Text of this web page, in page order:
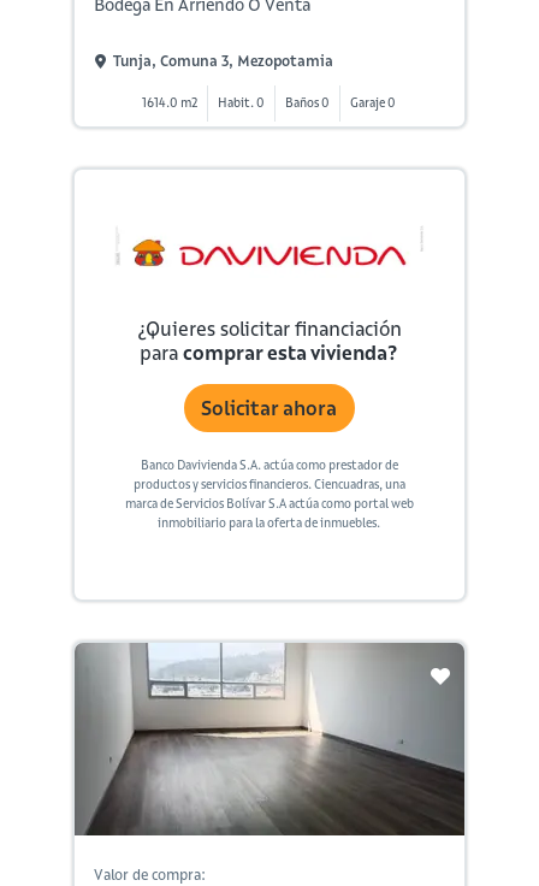
Bodega En Arriendo O Venta
Tunja, Comuna 3, Mezopotamia
1614.0 m2 Habit. 0 Baños 0 Garaje 0
¿Quieres solicitar financiación
paracomprar esta vivienda?
Solicitar ahora
Banco Davivienda S.A. actúa como prestador de
productos y servicios financieros. Ciencuadras, una
marca de Servicios Bolívar S.A actúa como portal web
inmobiliario para la oferta de inmuebles.
Valor de compra: